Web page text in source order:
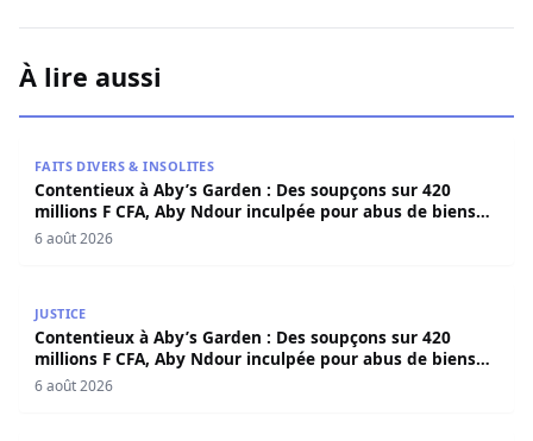
À lire aussi
FAITS DIVERS & INSOLITES
Contentieux à Aby’s Garden : Des soupçons sur 420
millions F CFA, Aby Ndour inculpée pour abus de biens
sociaux
6 août 2026
JUSTICE
Contentieux à Aby’s Garden : Des soupçons sur 420
millions F CFA, Aby Ndour inculpée pour abus de biens
sociaux
6 août 2026